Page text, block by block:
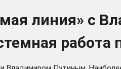
линия» с